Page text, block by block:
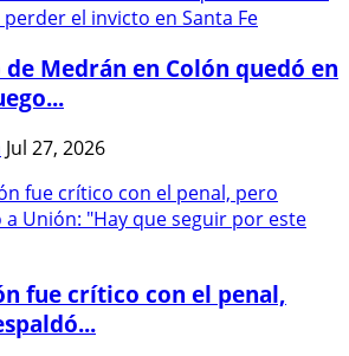
de Medrán en Colón quedó en
Jul 27, 2026
fue crítico con el penal,